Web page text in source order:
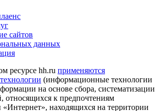
сайтов
данных
ресурсе hh.ru применяются
(информационные технологии
на основе сбора, систематизации
относящихся к предпочтениям
«Интернет», находящихся на территории